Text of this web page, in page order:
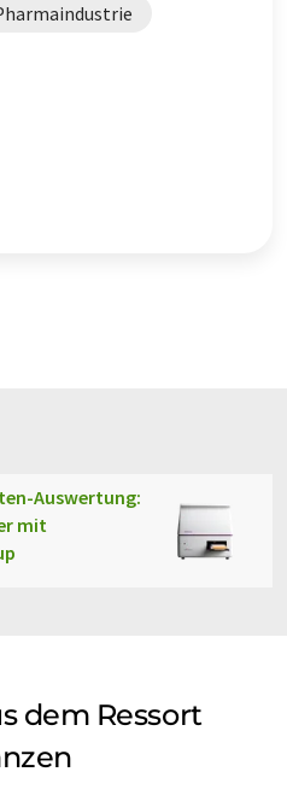
Auswertung:
mit
dem Ressort